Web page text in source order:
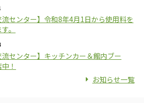
流センター】令和8年4月1日から使用料を
。
流センター】キッチンカー＆館内ブー
！
お知らせ一覧